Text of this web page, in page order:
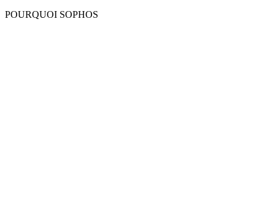
POURQUOI SOPHOS